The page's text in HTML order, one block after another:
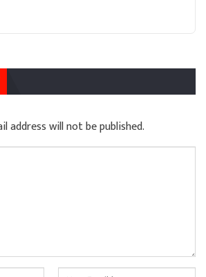
address will not be published.